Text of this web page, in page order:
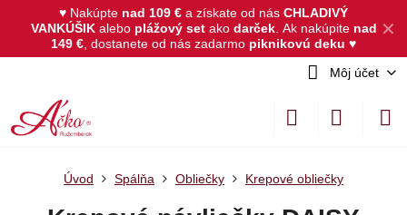
✕
♥ Nakúpte nad 109 € a získate od nás CHLADIVÝ
VANKÚŠIKalebo plážový set akodarček. Ak nakúpite nad
149 € , dostanete od nás zadarmo piknikovú deku ♥
Môj účet
Úvod Spálňa Obliečky Krepové obliečky